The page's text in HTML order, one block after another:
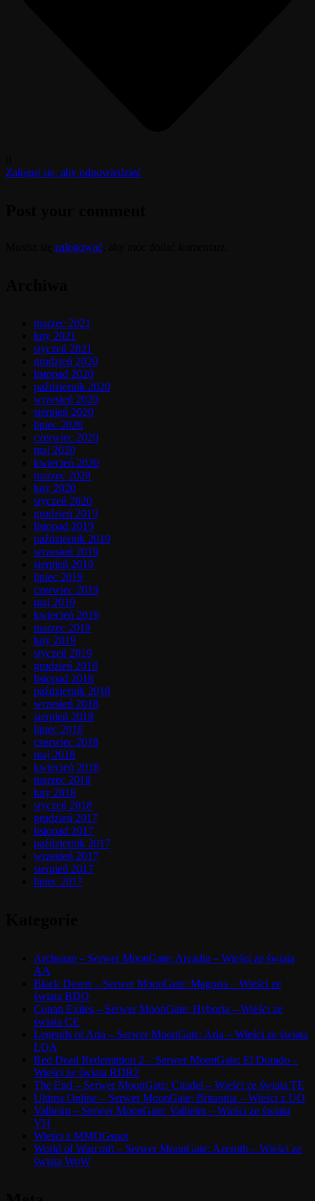
Zaloguj się, aby odpowiedzieć
zalogować
marzec 2021
luty 2021
styczeń 2021
grudzień 2020
listopad 2020
październik 2020
wrzesień 2020
sierpień 2020
lipiec 2020
czerwiec 2020
maj 2020
kwiecień 2020
marzec 2020
luty 2020
styczeń 2020
grudzień 2019
listopad 2019
październik 2019
wrzesień 2019
sierpień 2019
lipiec 2019
czerwiec 2019
maj 2019
kwiecień 2019
marzec 2019
luty 2019
styczeń 2019
grudzień 2018
listopad 2018
październik 2018
wrzesień 2018
sierpień 2018
lipiec 2018
czerwiec 2018
maj 2018
kwiecień 2018
marzec 2018
luty 2018
styczeń 2018
grudzień 2017
listopad 2017
październik 2017
wrzesień 2017
sierpień 2017
lipiec 2017
Archeage – Serwer MoonGate: Arcadia – Wieści ze świata
AA
Black Desert – Serwer MoonGate: Magoria – Wieści ze
świata BDO
Conan Exiles – Serwer MoonGate: Hyboria – Wieści ze
świata CE
Legends of Aria – Serwer MoonGate: Aria – Wieści ze świata
LOA
Red Dead Redemption 2 – Serwer MoonGate: El Dorado –
Wieści ze świata RDR2
The End – Serwer MoonGate: Citadel – Wieści ze świata TE
Ultima Online – Serwer MoonGate: Britannia – Wieści z UO
Valheim – Serwer MoonGate: Valheim – Wieści ze świata
VH
Wieści z MMOGspot
World of Warcraft – Serwer MoonGate: Azeroth – Wieści ze
świata WoW